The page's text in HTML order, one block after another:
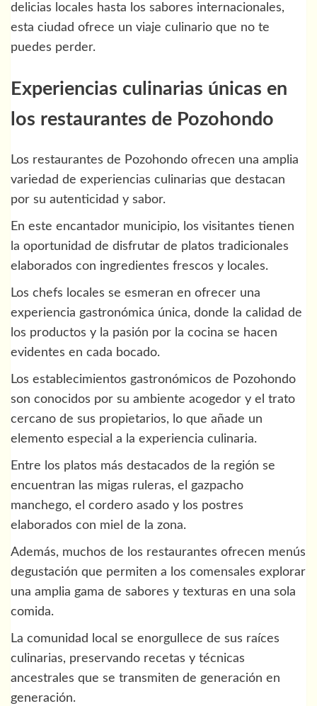
delicias locales hasta los sabores internacionales,
esta ciudad ofrece un viaje culinario que no te
puedes perder.
Experiencias culinarias únicas en
los restaurantes de Pozohondo
Los restaurantes de Pozohondo ofrecen una amplia
variedad de experiencias culinarias que destacan
por su autenticidad y sabor.
En este encantador municipio, los visitantes tienen
la oportunidad de disfrutar de platos tradicionales
elaborados con ingredientes frescos y locales.
Los chefs locales se esmeran en ofrecer una
experiencia gastronómica única, donde la calidad de
los productos y la pasión por la cocina se hacen
evidentes en cada bocado.
Los establecimientos gastronómicos de Pozohondo
son conocidos por su ambiente acogedor y el trato
cercano de sus propietarios, lo que añade un
elemento especial a la experiencia culinaria.
Entre los platos más destacados de la región se
encuentran las migas ruleras, el gazpacho
manchego, el cordero asado y los postres
elaborados con miel de la zona.
Además, muchos de los restaurantes ofrecen menús
degustación que permiten a los comensales explorar
una amplia gama de sabores y texturas en una sola
comida.
La comunidad local se enorgullece de sus raíces
culinarias, preservando recetas y técnicas
ancestrales que se transmiten de generación en
generación.